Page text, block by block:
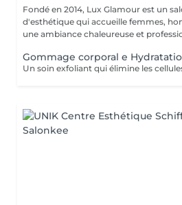
Fondé en 2014, Lux Glamour est un
d'esthétique qui accueille femmes,
une ambiance chaleureuse et
Gommage corporal e